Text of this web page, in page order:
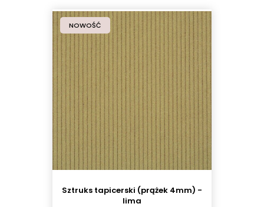
Sztruks tapicerski (prążek 4mm) -
lima
NOWOŚĆ